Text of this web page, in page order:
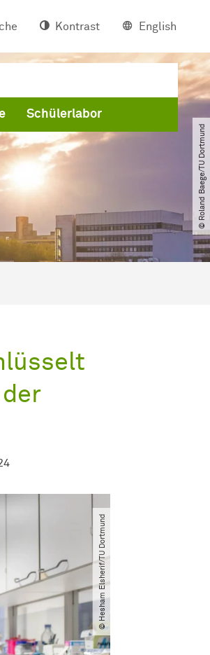
Kontrast English
Schülerlabor
© Roland Baege​/​TU Dortmund
© Hesham Elsherif​/​TU Dortmund